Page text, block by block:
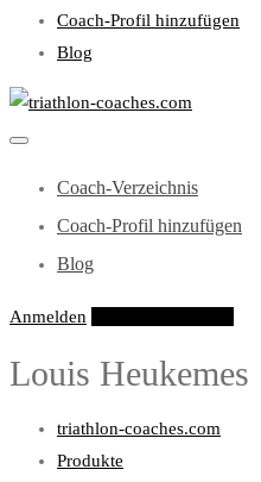
Coach-Profil hinzufügen
Blog
Coach-Verzeichnis
Coach-Profil hinzufügen
Blog
Anmelden
Louis Heukemes
triathlon-coaches.com
Produkte